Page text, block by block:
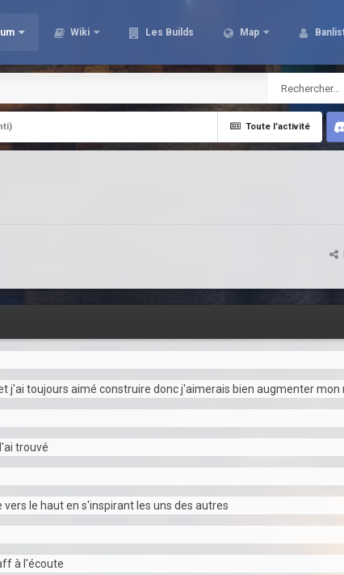
Wiki Les Builds Map
Toute l’activité
j'ai toujours aimé construire donc j'aimerais bien augmenter mon
trouvé
le haut en s'inspirant les uns des autres
à l'écoute